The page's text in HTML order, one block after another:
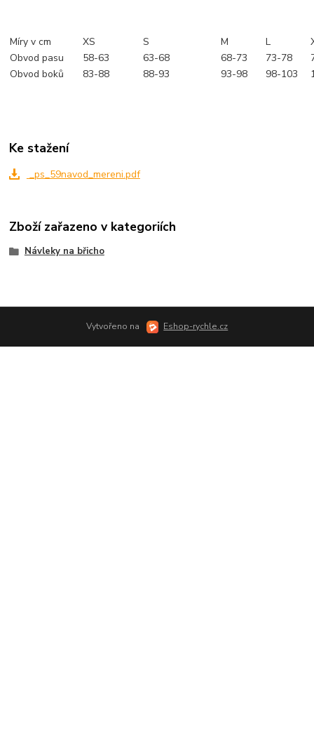
Míry v cm XS S M L
Obvod pasu
58-63 63-68 68-73 73-78
Obvod boků
83-88 88-93 93-98 98-103
Ke stažení
_ps_59navod_mereni.pdf
Zboží zařazeno v kategoriích
Návleky na břicho
Vytvořeno na Eshop-rychle.cz